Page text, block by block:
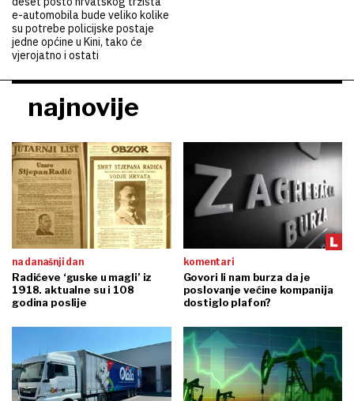
e-automobila bude veliko kolike
su potrebe policijske postaje
jedne općine u Kini, tako će
vjerojatno i ostati
najnovije
na današnji dan
Radićeve ‘guske u magli’ iz
1918. aktualne su i 108
godina poslije
komentari
Govori li nam burza da je
poslovanje većine kompanija
dostiglo plafon?